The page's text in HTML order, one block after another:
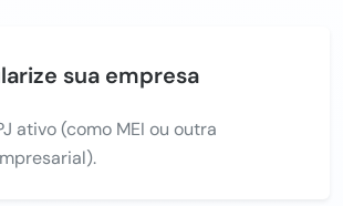
sua empresa
ativo (como MEI ou outra